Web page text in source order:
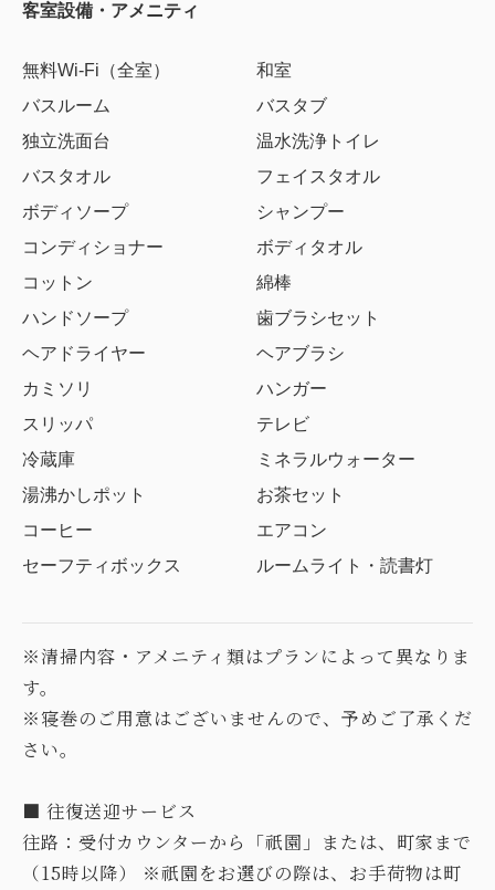
客室設備・アメニティ
無料Wi-Fi（全室）
和室
バスルーム
バスタブ
独立洗面台
温水洗浄トイレ
バスタオル
フェイスタオル
ボディソープ
シャンプー
コンディショナー
ボディタオル
コットン
綿棒
ハンドソープ
歯ブラシセット
ヘアドライヤー
ヘアブラシ
カミソリ
ハンガー
スリッパ
テレビ
冷蔵庫
ミネラルウォーター
湯沸かしポット
お茶セット
コーヒー
エアコン
セーフティボックス
ルームライト・読書灯
※清掃内容・アメニティ類はプランによって異なりま
す。
※寝巻のご用意はございませんので、予めご了承くだ
さい。
■ 往復送迎サービス
往路：受付カウンターから「祇園」または、町家まで
（15時以降） ※祇園をお選びの際は、お手荷物は町